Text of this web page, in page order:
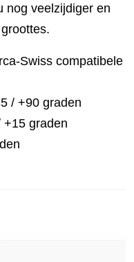
nog veelzijdiger en
Swiss compatibele
/ +90 graden
+15 graden